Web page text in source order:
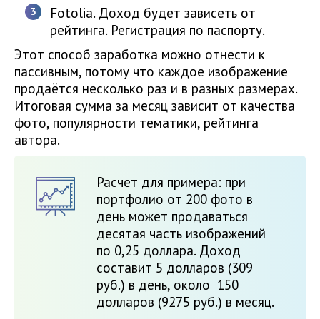
Fotolia. Доход будет зависеть от
рейтинга. Регистрация по паспорту.
Этот способ заработка можно отнести к
пассивным, потому что каждое изображение
продаётся несколько раз и в разных размерах.
Итоговая сумма за месяц зависит от качества
фото, популярности тематики, рейтинга
автора.
Расчет для примера: при
портфолио от 200 фото в
день может продаваться
десятая часть изображений
по 0,25 доллара. Доход
составит 5 долларов (309
руб.) в день, около 150
долларов (9275 руб.) в месяц.